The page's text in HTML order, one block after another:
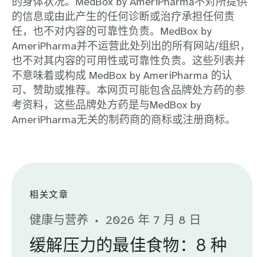
的信息或由此产生的任何诊断或治疗承担任何责
任，也不对内容的可靠性负责。MedBox by
AmeriPharma并不运营此处列出的所有网站/组织，
也不对其内容的可用性或可靠性负责。这些列表并
不意味着或构成 MedBox by AmeriPharma 的认
可、赞助或推荐。本网页可能包含品牌处方药的参
考资料，这些品牌处方药是与MedBox by
AmeriPharma无关的制药商的商标或注册商标。
相关文章
健康与营养 2026 年 7 月 8 日
缓解压力的最佳食物：8 种